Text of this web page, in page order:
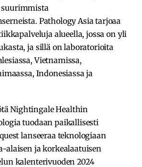
suurimmista
Pathology Asia tarjoaa
alueella, jossa on yli
ja sillä on laboratorioita
Vietnamissa,
Indonesiassa ja
Nightingale Healthin
tuodaan paikallisesti
lanseeraa teknologiaan
alaisen ja korkealaatuisen
kalenterivuoden 2024